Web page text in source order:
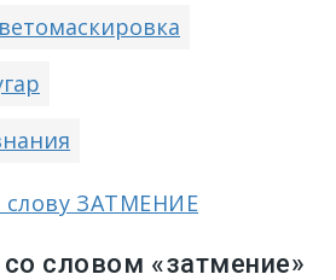
ЗАТМЕНИЕ
словом «затмение»